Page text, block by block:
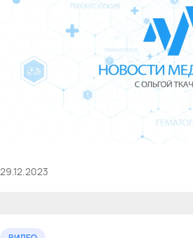
29.12.2023